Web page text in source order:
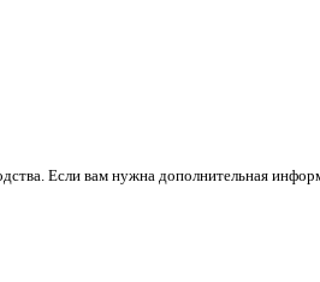
Если вам нужна дополнительная